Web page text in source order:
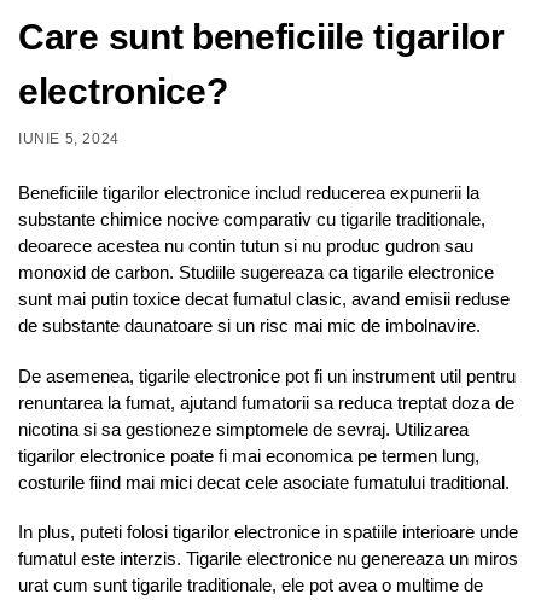
Care sunt beneficiile tigarilor
electronice?
IUNIE 5, 2024
Beneficiile tigarilor electronice includ reducerea expunerii la
substante chimice nocive comparativ cu tigarile traditionale,
deoarece acestea nu contin tutun si nu produc gudron sau
monoxid de carbon. Studiile sugereaza ca tigarile electronice
sunt mai putin toxice decat fumatul clasic, avand emisii reduse
de substante daunatoare si un risc mai mic de imbolnavire.
De asemenea, tigarile electronice pot fi un instrument util pentru
renuntarea la fumat, ajutand fumatorii sa reduca treptat doza de
nicotina si sa gestioneze simptomele de sevraj. Utilizarea
tigarilor electronice poate fi mai economica pe termen lung,
costurile fiind mai mici decat cele asociate fumatului traditional.
In plus, puteti folosi tigarilor electronice in spatiile interioare unde
fumatul este interzis. Tigarile electronice nu genereaza un miros
urat cum sunt tigarile traditionale, ele pot avea o multime de